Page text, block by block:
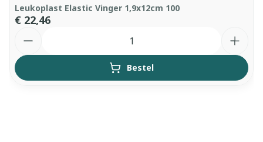
Leukoplast Elastic Vinger 1,9x12cm 100
€ 22,46
Bestel